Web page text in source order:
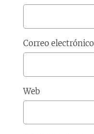
Correo electrónico
Web